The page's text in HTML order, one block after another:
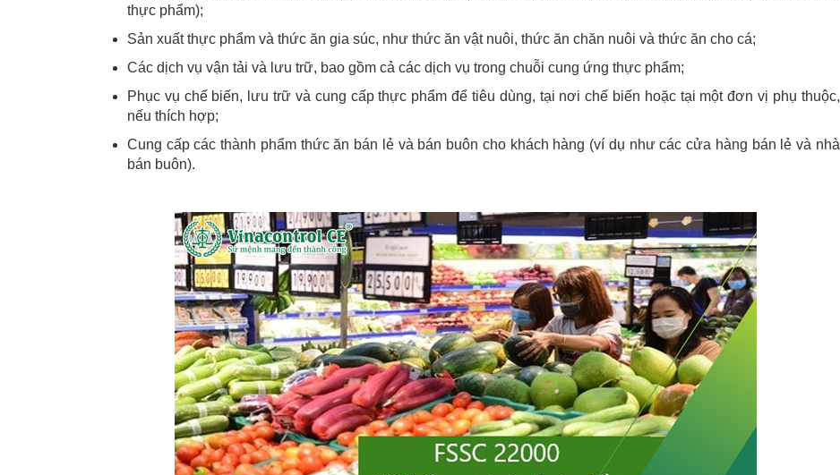
thực phẩm);
Sản xuất thực phẩm và thức ăn gia súc, như thức ăn vật nuôi, thức ăn chăn nuôi và thức ăn cho cá;
Các dịch vụ vận tải và lưu trữ, bao gồm cả các dịch vụ trong chuỗi cung ứng thực phẩm;
Phục vụ chế biến, lưu trữ và cung cấp thực phẩm để tiêu dùng, tại nơi chế biến hoặc tại một đơn vị phụ thuộc,
nếu thích hợp;
Cung cấp các thành phẩm thức ăn bán lẻ và bán buôn cho khách hàng (ví dụ như các cửa hàng bán lẻ và nhà
bán buôn).